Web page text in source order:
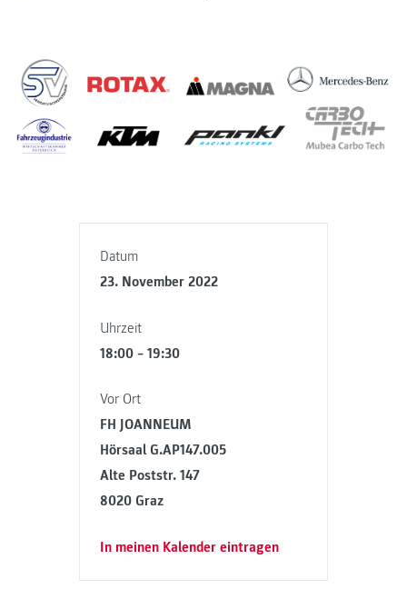
Datum
23. November 2022
Uhrzeit
18:00 – 19:30
Vor Ort
FH JOANNEUM
Hörsaal G.AP147.005
Alte Poststr. 147
8020 Graz
In meinen Kalender eintragen